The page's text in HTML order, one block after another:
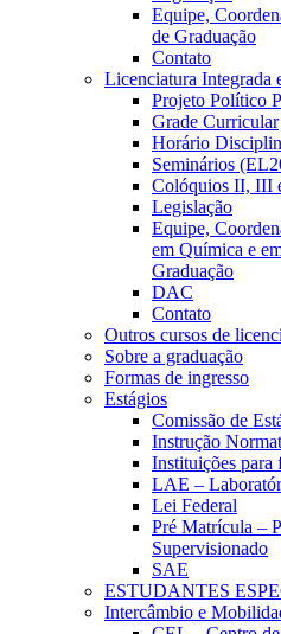
Equipe,
de Graduação
Contato
Licenciatura Integrada
Projeto Político
Grade Curricular
Horário
Seminários
Colóquios II, III
Legislação
Equipe,
em Química e
Graduação
DAC
Contato
Outros cursos de
Sobre a graduação
Formas de ingresso
Estágios
Comissão de
Instrução
Instituições para
LAE –
Lei Federal
Pré Matrícula –
Supervisionado
SAE
ESTUDANTES
Intercâmbio e